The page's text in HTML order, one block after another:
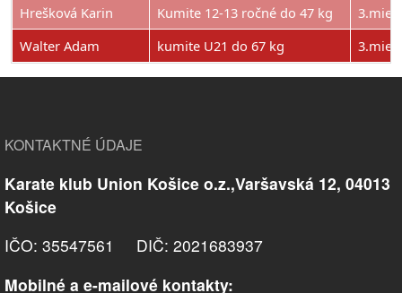
Hrešková Karin
Kumite 12-13 ročné do 47 kg
Walter Adam
kumite U21 do 67 kg
KONTAKTNÉ ÚDAJE
Karate klub Union Košice o.z.,Varšavská 12, 04013
Košice
IČO: 35547561 DIČ: 2021683937
Mobilné a e-mailové kontakty: